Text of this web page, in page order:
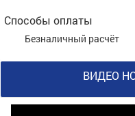
Способы оплаты
Безналичный расчёт
ВИДЕО